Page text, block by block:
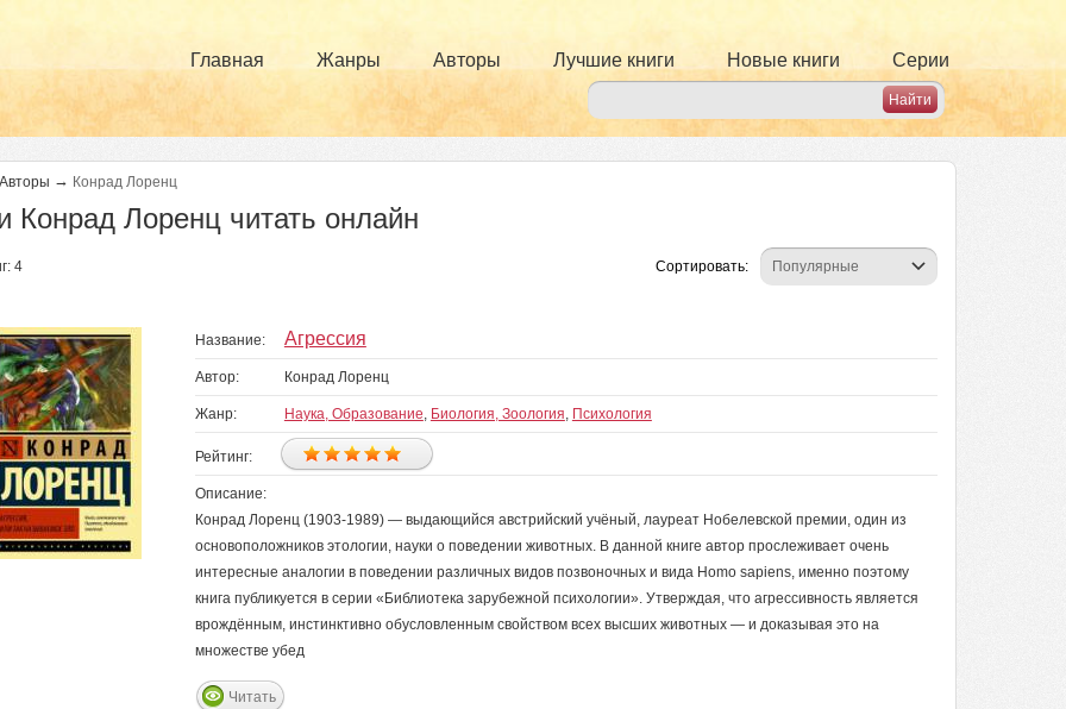
Главная Жанры Авторы Лучшие книги Новые книги Серии
→ Конрад Лоренц
Конрад Лоренц читать онлайн
4 Сортировать:
Название: Агрессия
Автор: Конрад Лоренц
Жанр: Наука, Образование, Биология, Зоология, Психология
Рейтинг:
Описание:
Конрад Лоренц (1903-1989) — выдающийся австрийский учёный, лауреат Нобелевской премии, один из
основоположников этологии, науки о поведении животных. В данной книге автор прослеживает очень
интересные аналогии в поведении различных видов позвоночных и вида Homo sapiens, именно поэтому
книга публикуется в серии «Библиотека зарубежной психологии». Утверждая, что агрессивность является
врождённым, инстинктивно обусловленным свойством всех высших животных — и доказывая это на
множестве убед
Читать